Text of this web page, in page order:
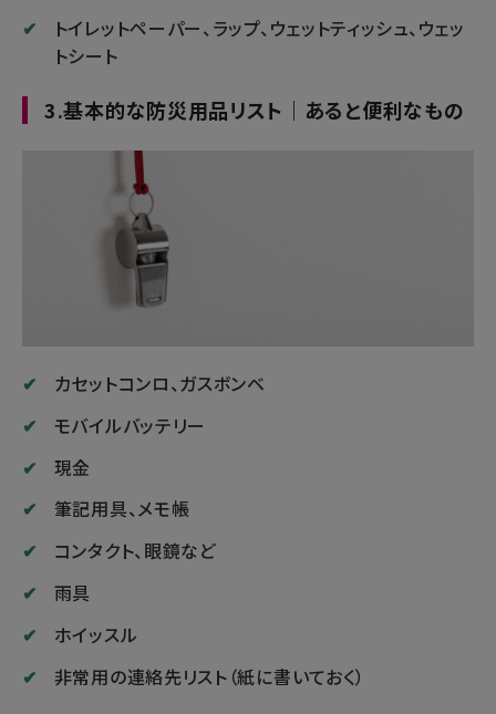
トイレットペーパー、ラップ、ウェットティッシュ、ウェッ
トシート
3.基本的な防災用品リスト｜あると便利なもの
カセットコンロ、ガスボンベ
モバイルバッテリー
現金
筆記用具、メモ帳
コンタクト、眼鏡など
雨具
ホイッスル
非常用の連絡先リスト（紙に書いておく）